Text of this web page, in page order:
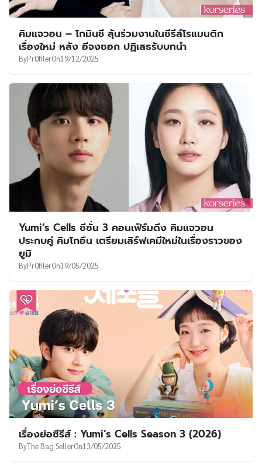
คิมแจวอน – โกมินชี ลุ้นร่วมงานในซีรีส์โรแมนติก
เรื่องใหม่ หลัง อีจงซอก ปฏิเสธรับบทนำ
ByPr0filerOn19/12/2025
Yumi’s Cells ซีซั่น 3 คอนเฟิร์มดึง คิมแจวอน
ประกบคู่ คิมโกอึน เตรียมเสิร์ฟเคมีใหม่ในเรื่องราวของ
ยูมิ
ByPr0filerOn19/05/2025
เรื่องย่อซีรีส์ : Yumi’s Cells Season 3 (2026)
ByThe Bag SellerOn13/05/2025